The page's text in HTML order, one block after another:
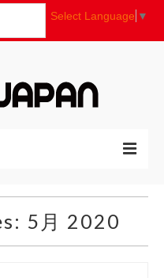
Select Language ▼
5月 2020